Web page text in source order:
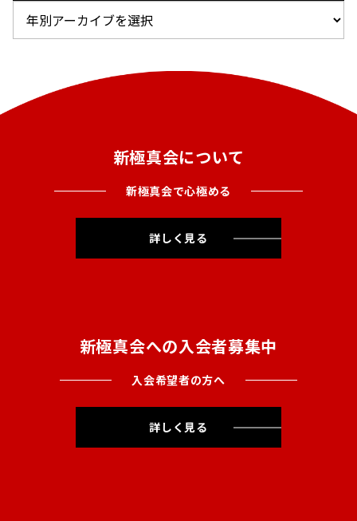
新極真会について
新極真会で心極める
詳しく見る
新極真会への入会者募集中
入会希望者の方へ
詳しく見る